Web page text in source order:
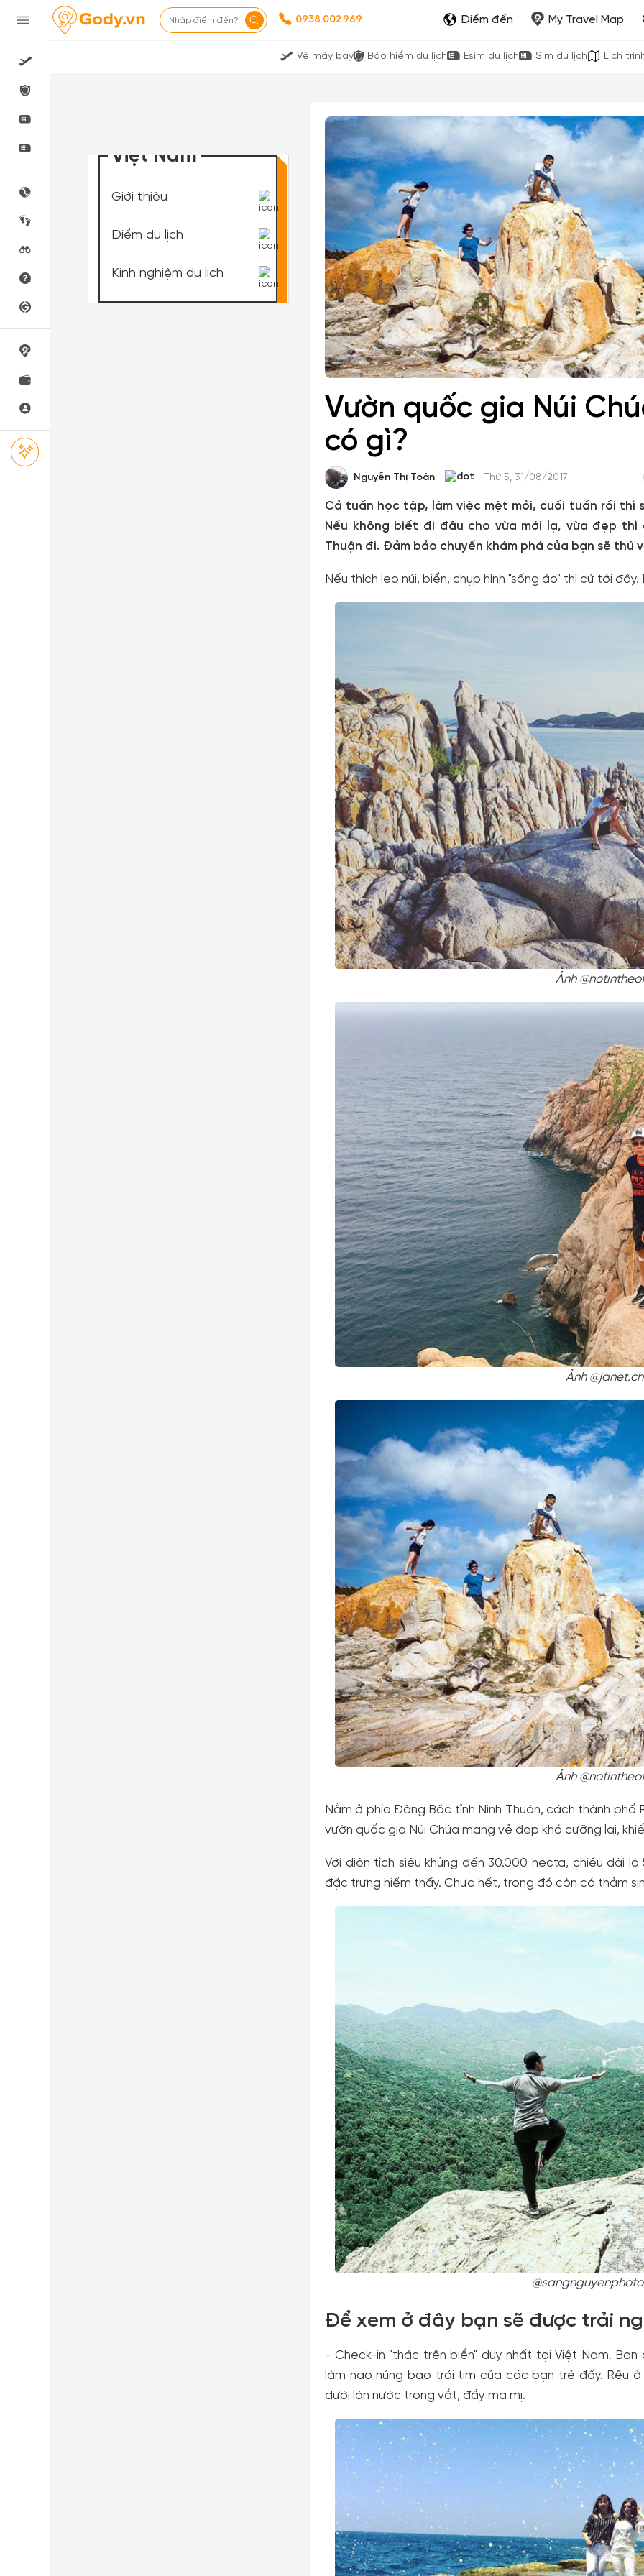
Nhập điểm đến? 0938.002.969 Điểm đến My Travel Map
Vé máy bay Bảo hiểm du lịch Esim du lịch Sim du lịch Lịch
Việt Nam
Giới thiệu
Điểm du lịch
Kinh nghiệm du lịch
Vườn quốc gia Núi
có gì?
Nguyễn Thị Toàn Thứ 5, 31/08/2017
Cả tuần học tập, làm việc mệt mỏi, cuối tuần rồi thì
Nếu không biết đi đâu cho vừa mới lạ, vừa đẹp thì
Thuận đi. Đảm bảo chuyến khám phá của bạn sẽ thú
Nếu thích leo núi, biển, chụp hình "sống ảo" thì cứ tới
Ảnh
Ảnh
Ảnh
Nằm ở phía Đông Bắc tỉnh Ninh Thuận, cách thành phố
vườn quốc gia Núi Chúa mang vẻ đẹp khó cưỡng lại,
Với diện tích siêu khủng đến 30.000 hecta, chiều dài
đặc trưng hiếm thấy. Chưa hết, trong đó còn có thảm
Để xem ở đây bạn sẽ được trải
- Check-in "thác trên biển" duy nhất tại Việt Nam.
làm nao núng bao trái tim của các bạn trẻ đấy. Rêu
dưới làn nước trong vắt, đầy ma mị.